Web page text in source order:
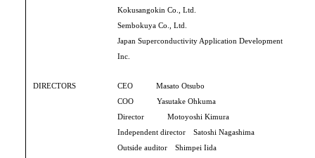
Kokusangokin Co., Ltd.
Sembokuya Co., Ltd.
Japan Superconductivity Application Development
Inc.
DIRECTORS
CEO Masato Otsubo
COO Yasutake Ohkuma
Director Motoyoshi Kimura
Independent director Satoshi Nagashima
Outside auditor Shimpei Iida